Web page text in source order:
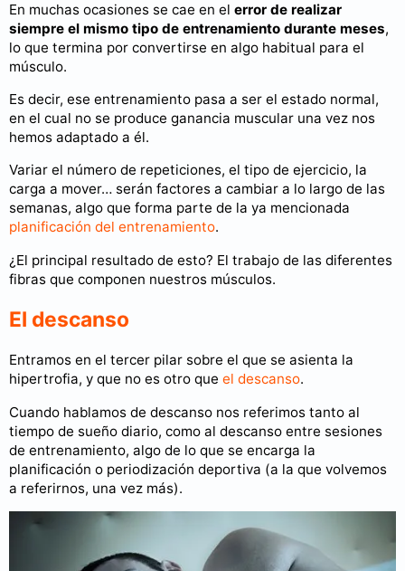
En muchas ocasiones se cae en el error de realizar
siempre el mismo tipo de entrenamiento durante meses,
lo que termina por convertirse en algo habitual para el
músculo.
Es decir, ese entrenamiento pasa a ser el estado normal,
en el cual no se produce ganancia muscular una vez nos
hemos adaptado a él.
Variar el número de repeticiones, el tipo de ejercicio, la
carga a mover… serán factores a cambiar a lo largo de las
semanas, algo que forma parte de la ya mencionada
planificación del entrenamiento.
¿El principal resultado de esto? El trabajo de las diferentes
fibras que componen nuestros músculos.
El descanso
Entramos en el tercer pilar sobre el que se asienta la
hipertrofia, y que no es otro que el descanso.
Cuando hablamos de descanso nos referimos tanto al
tiempo de sueño diario, como al descanso entre sesiones
de entrenamiento, algo de lo que se encarga la
planificación o periodización deportiva (a la que volvemos
a referirnos, una vez más).